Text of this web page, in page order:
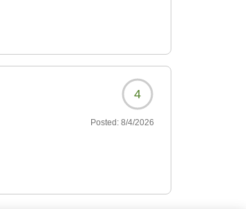
。
お応えすることができず申し
へ共有させていただきます。
4
Posted: 8/4/2026